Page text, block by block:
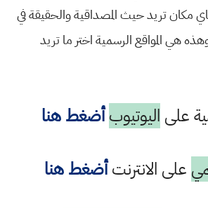
مكان تريد حيث المصداقية والحقيقة في
هي المواقع الرسمية اختر ما تريد
على اليوتيوب أضغط هنا
على الانترنتأضغط هنا